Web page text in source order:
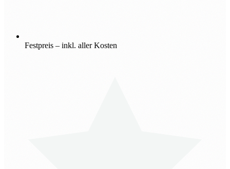
Festpreis – inkl. aller Kosten